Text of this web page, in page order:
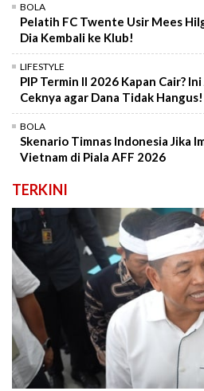
BOLA
Pelatih FC Twente Usir Mees
Dia Kembali ke Klub!
LIFESTYLE
PIP Termin II 2026 Kapan Cair?
Ceknya agar Dana Tidak Hangus!
BOLA
Skenario Timnas Indonesia Jika
Vietnam di Piala AFF 2026
TERKINI